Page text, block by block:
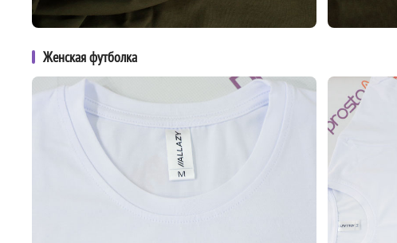
Женская футболка